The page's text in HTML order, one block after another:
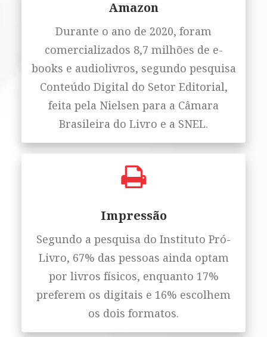
Amazon
Durante o ano de 2020, foram
comercializados 8,7 milhões de e-
books e audiolivros, segundo pesquisa
Conteúdo Digital do Setor Editorial,
feita pela Nielsen para a Câmara
Brasileira do Livro e a SNEL.
Impressão
Segundo a pesquisa do Instituto Pró-
Livro, 67% das pessoas ainda optam
por livros físicos, enquanto 17%
preferem os digitais e 16% escolhem
os dois formatos.